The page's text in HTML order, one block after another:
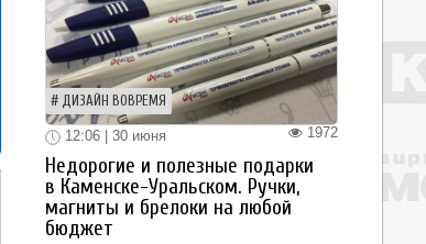
ДИЗАЙН ВОВРЕМЯ
1972
12:06 | 30 июня
Недорогие и полезные подарки
в Каменске-Уральском. Ручки,
магниты и брелоки на любой
бюджет